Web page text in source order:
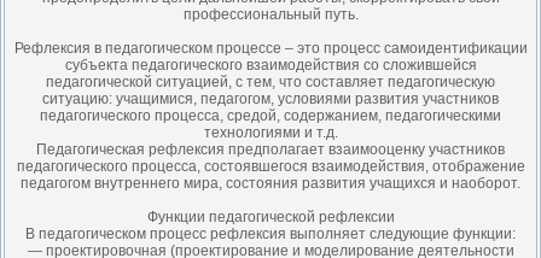
профессиональный путь.
Рефлексия в педагогическом процессе – это процесс самоидентификации
субъекта педагогического взаимодействия со сложившейся
педагогической ситуацией, с тем, что составляет педагогическую
ситуацию: учащимися, педагогом, условиями развития участников
педагогического процесса, средой, содержанием, педагогическими
технологиями и т.д.
Педагогическая рефлексия предполагает взаимооценку участников
педагогического процесса, состоявшегося взаимодействия, отображение
педагогом внутреннего мира, состояния развития учащихся и наоборот.
Функции педагогической рефлексии
В педагогическом процесс рефлексия выполняет следующие функции:
— проектировочная (проектирование и моделирование деятельности